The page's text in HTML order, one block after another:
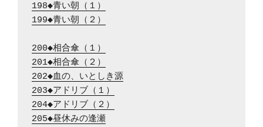
198◆青い朝（１）
199◆青い朝（２）
200◆相合傘（１）
201◆相合傘（２）
202◆血の、いとしき源
203◆アドリブ（１）
204◆アドリブ（２）
205◆昼休みの逢瀬